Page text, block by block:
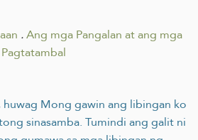
.Ang mga Pangalan at ang mga
Mong gawin ang libingan ko
sinasamba. Tumindi ang galit ni